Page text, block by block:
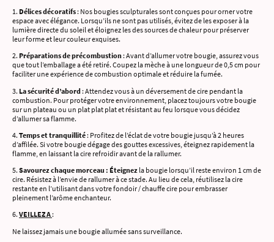
​1. Délices décoratifs : Nos bougies sculpturales sont conçues pour orner votre
espace avec élégance. Lorsqu’ils ne sont pas utilisés, évitez de les exposer à la
lumière directe du soleil et éloignez les des sources de chaleur pour préserver
leur forme et leur couleur exquises.
2. Préparations de précombustion : Avant d’allumer votre bougie, assurez vous
que tout l’emballage a été retiré. Coupez la mèche à une longueur de 0,5 cm pour
faciliter une expérience de combustion optimale et réduire la fumée.
3. La sécurité d’abord : Attendez vous à un déversement de cire pendant la
combustion. Pour protéger votre environnement, placez toujours votre bougie
sur un plateau ou un plat plat plat et résistant au feu lorsque vous décidez
d’allumer sa flamme.
4. Temps et tranquillité : Profitez de l’éclat de votre bougie jusqu’à 2 heures
d’affilée. Si votre bougie dégage des gouttes excessives, éteignez rapidement la
flamme, en laissant la cire refroidir avant de la rallumer.
5. Savourez chaque morceau : Éteignez la bougie lorsqu’il reste environ 1 cm de
cire. Résistez à l’envie de rallumer à ce stade. Au lieu de cela, réutilisez la cire
restante en l’utilisant dans votre fondoir / chauffe cire pour embrasser
pleinement l’arôme enchanteur.
6. VEILLEZ A :
Ne laissez jamais une bougie allumée sans surveillance.